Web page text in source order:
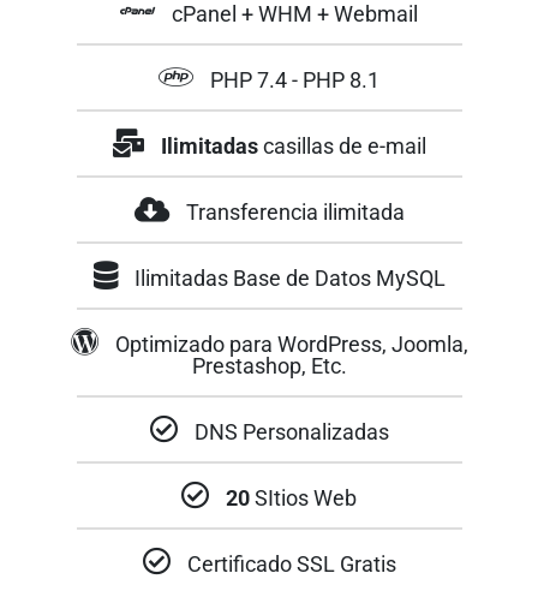
cPanel + WHM + Webmail
PHP 7.4 - PHP 8.1
Ilimitadascasillas de e-mail
Transferencia ilimitada
Ilimitadas Base de Datos MySQL
Optimizado para WordPress, Joomla,
Prestashop, Etc.
DNS Personalizadas
20SItios Web
Certificado SSL Gratis